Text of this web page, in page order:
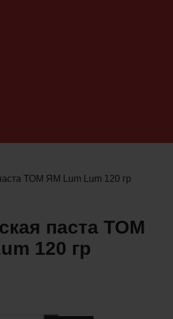
ТОМ ЯМ Lum Lum 120 гр
паста ТОМ
120 гр